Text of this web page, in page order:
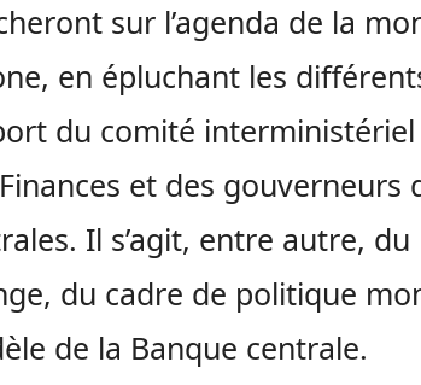
sur l’agenda de la
en épluchant les
du comité
et des gouverneurs
Il s’agit, entre autre,
du cadre de politique
de la Banque centrale.